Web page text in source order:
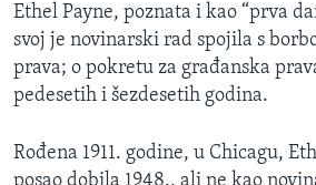
Ethel Payne, poznata i kao “prva
svoj je novinarski rad spojila s
prava; o pokretu za građanska
pedesetih i šezdesetih godina.
Rođena 1911. godine, u Chicagu,